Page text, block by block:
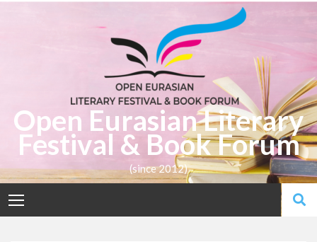
Open Eurasian Literary
Festival & Book Forum
(since 2012)